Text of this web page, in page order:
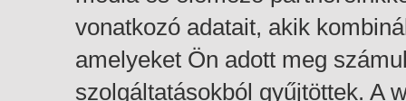
vonatkozó adatait, akik
amelyeket Ön adott meg
szolgáltatásokból gyűjtöttek. A